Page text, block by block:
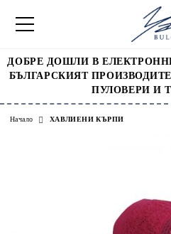
ДОБРЕ ДОШЛИ В
БЪЛГАРСКИЯТ
ПУЛОВЕРИ И
Начало ХАВЛИЕНИ КЪРПИ